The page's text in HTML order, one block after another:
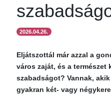
2026.04.26.
Eljátszottál már azzal a
város zaját, és a természet
szabadságot? Vannak,
gyakran két- vagy